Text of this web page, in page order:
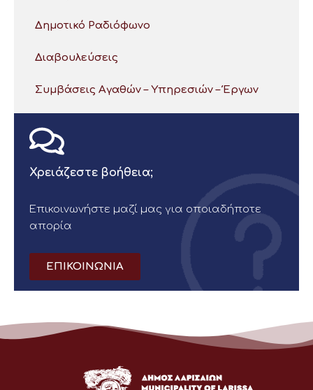
Δημοτικό Ραδιόφωνο
Διαβουλεύσεις
Συμβάσεις Αγαθών – Υπηρεσιών – Έργων
Χρειάζεστε βοήθεια;
Επικοινωνήστε μαζί μας για οποιαδήποτε
απορία
ΕΠΙΚΟΙΝΩΝΙΑ